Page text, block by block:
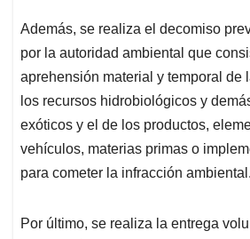
Además, se realiza el decomiso
por la autoridad ambiental que
aprehensión material y temporal de
los recursos hidrobiológicos y
exóticos y el de los productos,
vehículos, materias primas o
para cometer la infracción ambiental.
Por último, se realiza la entrega